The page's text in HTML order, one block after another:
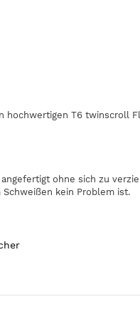
hochwertigen T6 twinscroll
ohne sich zu
Schweißen kein Problem ist.